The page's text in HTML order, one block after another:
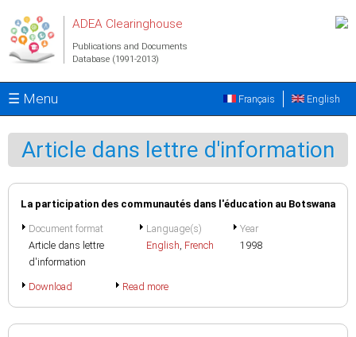
ADEA Clearinghouse
Publications and Documents
Database (1991-2013)
☰ Menu English
Français
Article dans lettre d'information
La participation des communautés dans l'éducation au Botswana
Document format
Article dans lettre
d'information
Language(s)
English, French
Year
1998
Download Read more